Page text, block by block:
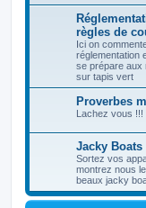
règles de
Ici on
réglementation
se prépare aux
sur tapis vert
Proverbes
Lachez vous !!!
Jacky Boats
Sortez vos
montrez nous
beaux jacky